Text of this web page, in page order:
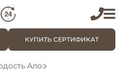
КУПИТЬ СЕРТИФИКАТ
Алоэ